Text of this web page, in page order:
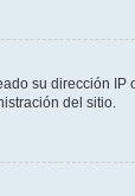
su dirección
del sitio.